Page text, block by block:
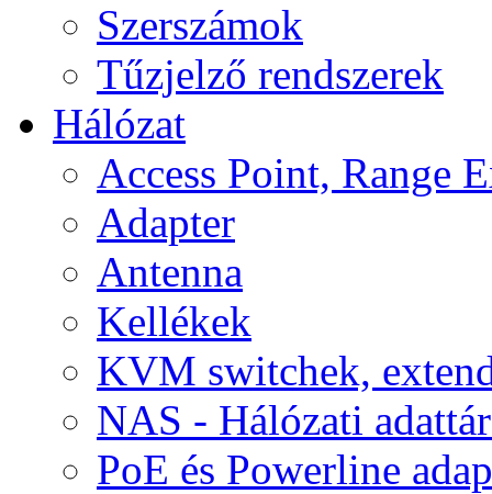
Szerszámok
Tűzjelző rendszerek
Hálózat
Access Point, Range
Adapter
Antenna
Kellékek
KVM switchek,
NAS - Hálózati
PoE és Powerline